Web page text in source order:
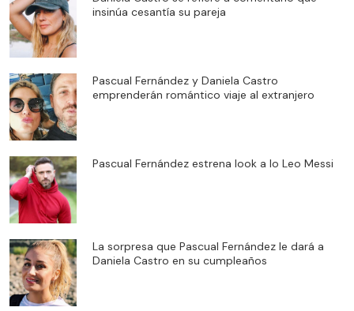
insinúa cesantía su pareja
Pascual Fernández y Daniela Castro
emprenderán romántico viaje al extranjero
Pascual Fernández estrena look a lo Leo Messi
La sorpresa que Pascual Fernández le dará a
Daniela Castro en su cumpleaños